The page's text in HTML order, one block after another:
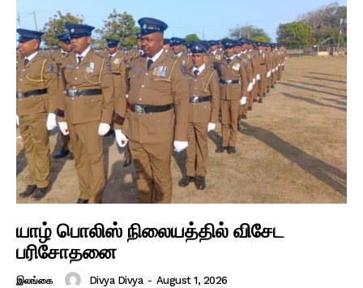
யாழ் பொலிஸ் நிலையத்தில் விசேட
பரிசோதனை
இலங்கை Divya Divya - August 1, 2026